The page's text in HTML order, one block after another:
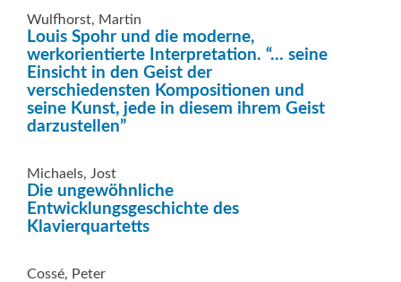
Wulfhorst, Martin
Louis Spohr und die moderne,
werkorientierte Interpretation. “… seine
Einsicht in den Geist der
verschiedensten Kompositionen und
seine Kunst, jede in diesem ihrem Geist
darzustellen”
Michaels, Jost
Die ungewöhnliche
Entwicklungsgeschichte des
Klavierquartetts
Cossé, Peter